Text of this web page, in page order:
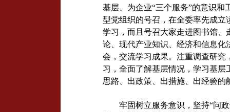
基层、为企业“三个服务”的意识和
型党组织的号召，在全委率先成
学习，而且号召大家走进图书馆、
论、现代产业知识、经济和信息
会，交流学习成果。注重调查研
习，全面了解基层情况，学习基
思路、出政策、出措施、出经验
牢固树立服务意识，坚持“问